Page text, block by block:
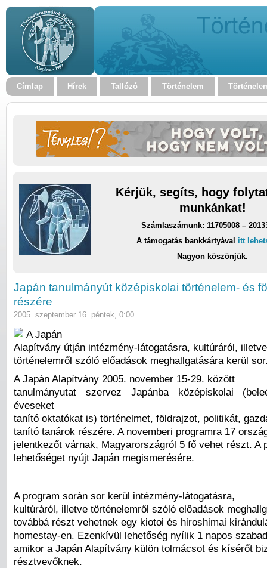
Címlap Hírek Tallózó Történelem
Kérjük, segíts, hogy
munkánkat!
Számlaszámunk: 11705008 –
A támogatás bankkártyával itt
Nagyon köszönjük.
Japán tanulmányút középiskolai történelem- és
részére
2005. szeptember 16. péntek, 0:00
A Japán
Alapítvány útján intézmény-látogatásra, kultúráról, illetve
történelemről szóló előadások meghallgatására kerül
A Japán Alapítvány 2005. november 15-29. között
tanulmányutat szervez Japánba középiskolai
éveseket
tanító oktatókat is) történelmet, földrajzot, politikát,
tanító tanárok részére. A novemberi programra 17
jelentkezőt várnak, Magyarországról 5 fő vehet részt. A
lehetőséget nyújt Japán megismerésére.
A program során sor kerül intézmény-látogatásra,
kultúráról, illetve történelemről szóló előadások
továbbá részt vehetnek egy kiotoi és hiroshimai
homestay-en. Ezenkívül lehetőség nyílik 1 napos
amikor a Japán Alapítvány külön tolmácsot és kísérőt
résztvevőknek.